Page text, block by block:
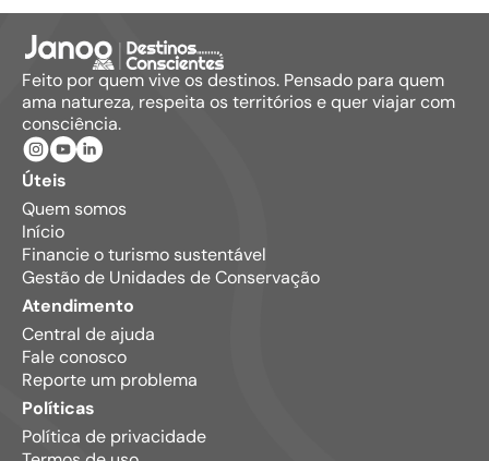
Feito por quem vive os destinos. Pensado para quem
ama natureza, respeita os territórios e quer viajar com
consciência.
Úteis
Quem somos
Início
Financie o turismo sustentável
Gestão de Unidades de Conservação
Atendimento
Central de ajuda
Fale conosco
Reporte um problema
Políticas
Política de privacidade